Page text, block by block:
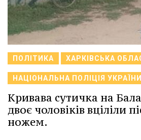
ПОЛІТИКА ХАРКІВСЬКА
НАЦІОНАЛЬНА ПОЛІЦІЯ УКРАЇНИ
Кривава сутичка на
двоє чоловіків вціліли
ножем.